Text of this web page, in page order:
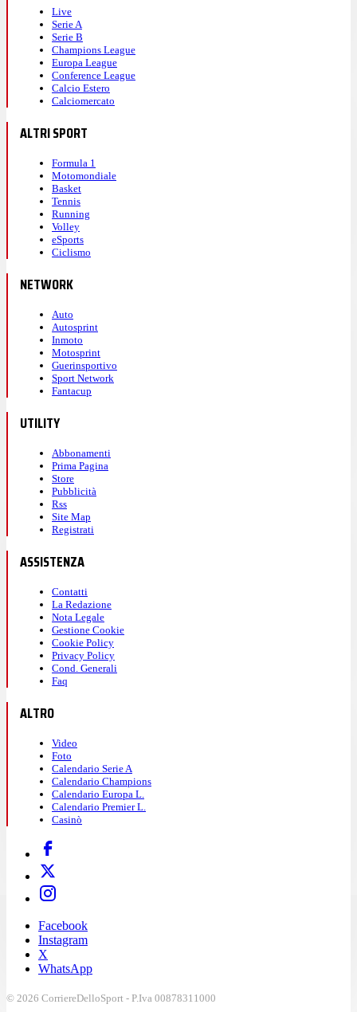
Live
Serie A
Serie B
Champions League
Europa League
Conference League
Calcio Estero
Calciomercato
ALTRI SPORT
Formula 1
Motomondiale
Basket
Tennis
Running
Volley
eSports
Ciclismo
NETWORK
Auto
Autosprint
Inmoto
Motosprint
Guerinsportivo
Sport Network
Fantacup
UTILITY
Abbonamenti
Prima Pagina
Store
Pubblicità
Rss
Site Map
Registrati
ASSISTENZA
Contatti
La Redazione
Nota Legale
Gestione Cookie
Cookie Policy
Privacy Policy
Cond. Generali
Faq
ALTRO
Video
Foto
Calendario Serie A
Calendario Champions
Calendario Europa L.
Calendario Premier L.
Casinò
Facebook
Instagram
X
WhatsApp
© 2026 CorriereDelloSport - P.Iva 00878311000